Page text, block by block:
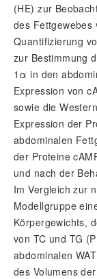
(HE) zur
des Fettgewebes
Quantifizierung
zur Bestimmung
1α in den
Expression von
sowie die
Expression der
abdominalen
der Proteine
und nach der
Im Vergleich zur
Modellgruppe
Körpergewichts,
von TC und TG (P
abdominalen
des Volumens